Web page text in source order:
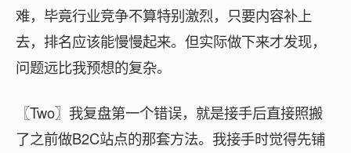
难，毕竟行业竞争不算特别激烈，只要内容补上
去，排名应该能慢慢起来。但实际做下来才发现，
问题远比我预想的复杂。
〖Two〗我复盘第一个错误，就是接手后直接照搬
了之前做B2C站点的那套方法。我接手时觉得先铺